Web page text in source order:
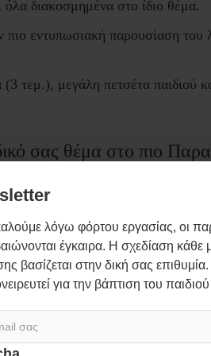
λόγω φόρτου εργασίας, οι
έγκαιρα. Η σχεδίαση κάθε
βασίζεται στην δική σας
για την βάπτιση του
διακοσμημένα στο ίδιο θέμα.
πιο εντυπωσιακή παρουσίαση
τεμ.), μεγάλη πετσέτα παιδιού
σας θέμα στο πιο
+30€
παπουτσάκια,
να σας προτείνουμε)
Διακόσμηση